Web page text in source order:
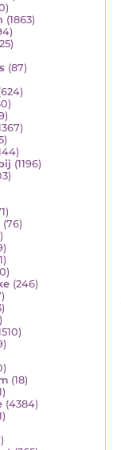
(1863)
(87)
(1196)
(76)
(246)
(18)
(4384)